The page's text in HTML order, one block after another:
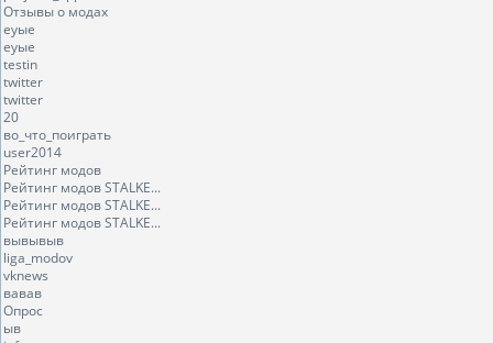
Отзывы о модах
еуые
еуые
testin
twitter
twitter
20
во_что_поиграть
user2014
Рейтинг модов
Рейтинг модов STALKE...
Рейтинг модов STALKE...
Рейтинг модов STALKE...
вывывыв
liga_modov
vknews
вавав
Опрос
ыв